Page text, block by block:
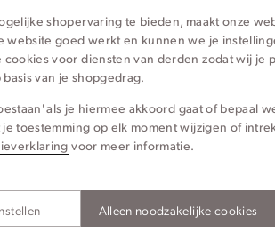
Topcategorieën voor jou
Blouses
Tops
shopervaring te bieden, maakt onze
website goed werkt en kunnen we je
cookies voor diensten van derden zodat wij je
van je shopgedrag.
als je hiermee akkoord gaat of bepaal
je toestemming op elk moment wijzigen of
voor meer informatie.
Alleen noodzakelijke cookies